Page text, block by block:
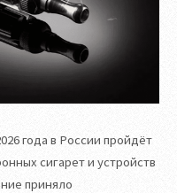
года в России пройдёт
сигарет и устройств
приняло